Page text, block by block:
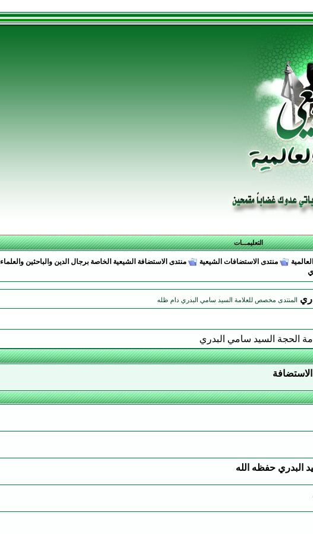
التعليمـــات
منتدى الاستضافات الشيعية منتدى الاستضافة الشيعية الخاصة برجال الدين والباحثين والعلماء
المنتدى مخصص للعلامة السيد سامي البدري دام ظله
الحجة السيد سامي البدري
البدري حفظه الله